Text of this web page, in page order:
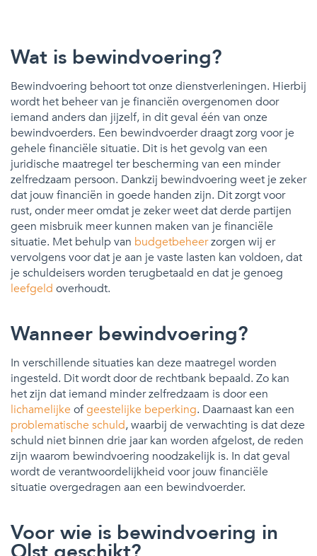
Wat is bewindvoering?
Bewindvoering behoort tot onze dienstverleningen. Hierbij
wordt het beheer van je financiën overgenomen door
iemand anders dan jijzelf, in dit geval één van onze
bewindvoerders. Een bewindvoerder draagt zorg voor je
gehele financiële situatie. Dit is het gevolg van een
juridische maatregel ter bescherming van een minder
zelfredzaam persoon. Dankzij bewindvoering weet je zeker
dat jouw financiën in goede handen zijn. Dit zorgt voor
rust, onder meer omdat je zeker weet dat derde partijen
geen misbruik meer kunnen maken van je financiële
situatie. Met behulp van budgetbeheerzorgen wij er
vervolgens voor dat je aan je vaste lasten kan voldoen, dat
je schuldeisers worden terugbetaald en dat je genoeg
leefgeld overhoudt.
Wanneer bewindvoering?
In verschillende situaties kan deze maatregel worden
ingesteld. Dit wordt door de rechtbank bepaald. Zo kan
het zijn dat iemand minder zelfredzaam is door een
lichamelijke ofgeestelijke beperking. Daarnaast kan een
problematische schuld, waarbij de verwachting is dat deze
schuld niet binnen drie jaar kan worden afgelost, de reden
zijn waarom bewindvoering noodzakelijk is. In dat geval
wordt de verantwoordelijkheid voor jouw financiële
situatie overgedragen aan een bewindvoerder.
Voor wie is bewindvoering in